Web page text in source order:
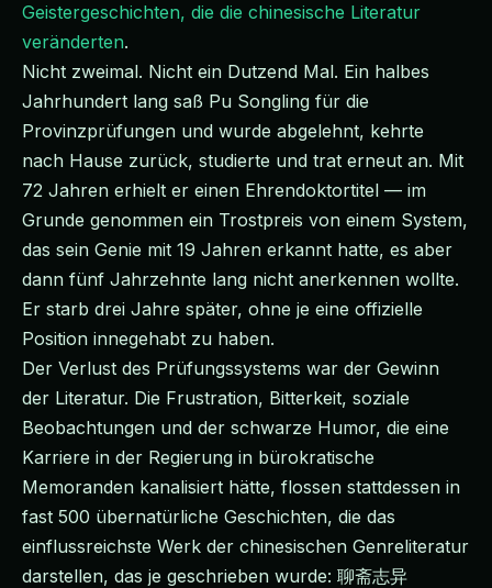
Geistergeschichten, die die chinesische Literatur
veränderten.
Nicht zweimal. Nicht ein Dutzend Mal. Ein halbes
Jahrhundert lang saß Pu Songling für die
Provinzprüfungen und wurde abgelehnt, kehrte
nach Hause zurück, studierte und trat erneut an. Mit
72 Jahren erhielt er einen Ehrendoktortitel — im
Grunde genommen ein Trostpreis von einem System,
das sein Genie mit 19 Jahren erkannt hatte, es aber
dann fünf Jahrzehnte lang nicht anerkennen wollte.
Er starb drei Jahre später, ohne je eine offizielle
Position innegehabt zu haben.
Der Verlust des Prüfungssystems war der Gewinn
der Literatur. Die Frustration, Bitterkeit, soziale
Beobachtungen und der schwarze Humor, die eine
Karriere in der Regierung in bürokratische
Memoranden kanalisiert hätte, flossen stattdessen in
fast 500 übernatürliche Geschichten, die das
einflussreichste Werk der chinesischen Genreliteratur
darstellen, das je geschrieben wurde: 聊斋志异